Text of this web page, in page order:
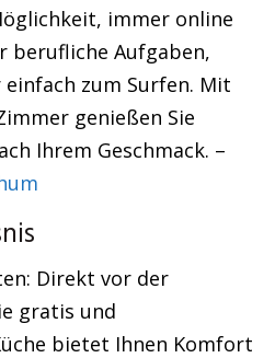
immer online
berufliche Aufgaben,
zum Surfen. Mit
genießen Sie
Ihrem Geschmack. –
Direkt vor der
gratis und
bietet Ihnen Komfort